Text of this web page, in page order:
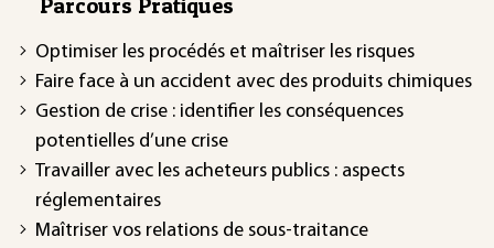
Optimiser les procédés et maîtriser les risques
Faire face à un accident avec des produits chimiques
Gestion de crise : identifier les conséquences
potentielles d’une crise
Travailler avec les acheteurs publics : aspects
réglementaires
Maîtriser vos relations de sous-traitance